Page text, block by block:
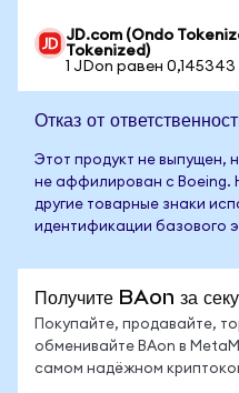
JD.com (Ondo
Tokenized)
1 JDon равен 0,145343
Отказ от
Этот продукт не выпущен,
не аффилирован с Boeing.
другие товарные знаки
идентификации базового
Получите BAon за
Покупайте, продавайте,
обменивайте BAon в
самом надёжном